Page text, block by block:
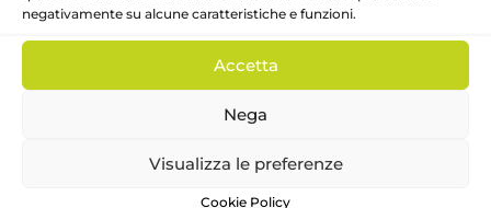
negativamente su alcune caratteristiche e funzioni.
Accetta
Nega
Visualizza le preferenze
Cookie Policy
era:
47.00€.
attuale
è:
23.50€.
IN OFFERTA! IN OFFERTA!